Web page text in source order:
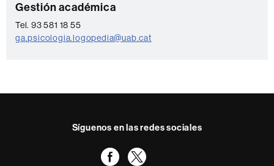
C
o
n
c
Gestión académica
Tel. 93 581 18 55
ga.psicologia.logopedia@uab.cat
Síguenos en las redes sociales
Facebook
Twitter